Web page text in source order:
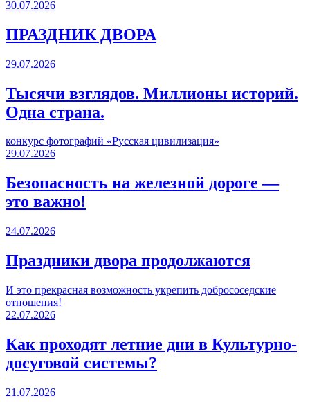
30.07.2026
ПРАЗДНИК ДВОРА️
29.07.2026
Тысячи взглядов. Миллионы историй.
Одна страна.
конкурс фотографий «Русская цивилизация»
29.07.2026
Безопасность на железной дороге —
это важно!
24.07.2026
Праздники двора продолжаются
И это прекрасная возможность укрепить добрососедские
отношения!
22.07.2026
Как проходят летние дни в Культурно-
досуговой системы?
21.07.2026